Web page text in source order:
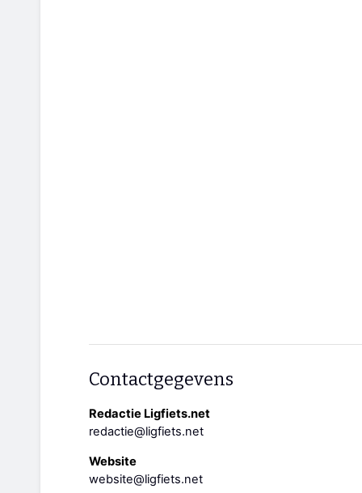
Contactgegevens
Redactie Ligfiets.net
redactie@ligfiets.net
Website
website@ligfiets.net